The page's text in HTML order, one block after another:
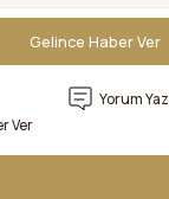
Gelince Haber Ver
Gelince Haber Ver
Yorum Yaz
Ver